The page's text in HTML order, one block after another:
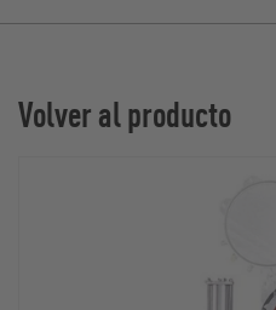
Volver al producto